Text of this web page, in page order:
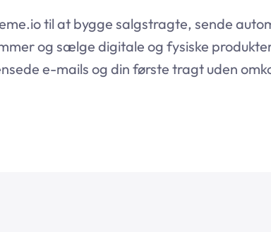
til at bygge salgstragte, sende
og sælge digitale og fysiske
e-mails og din første tragt uden